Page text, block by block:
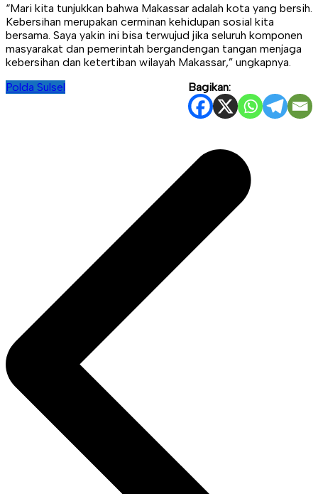
“Mari kita tunjukkan bahwa Makassar adalah kota yang bersih.
Kebersihan merupakan cerminan kehidupan sosial kita
bersama. Saya yakin ini bisa terwujud jika seluruh komponen
masyarakat dan pemerintah bergandengan tangan menjaga
kebersihan dan ketertiban wilayah Makassar,” ungkapnya.
Bagikan:
Polda Sulsel